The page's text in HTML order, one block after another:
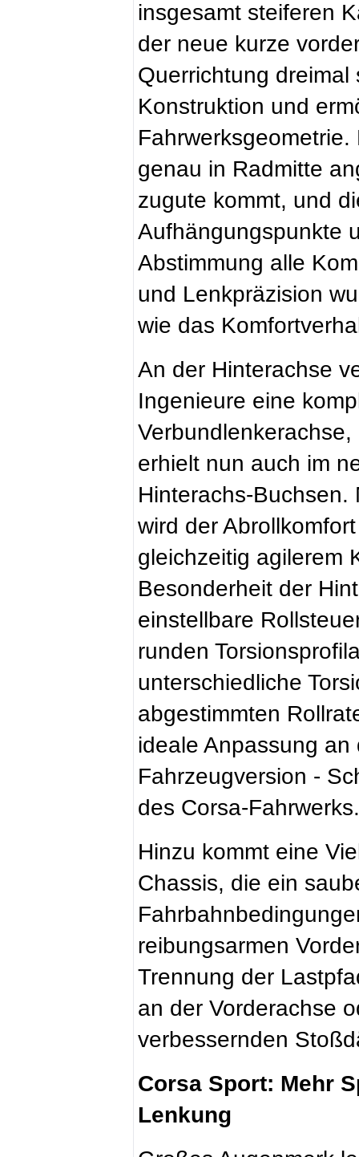
insgesamt steiferen
der neue kurze
Querrichtung
Konstruktion und
genau in Radmitte
zugute kommt, und
Aufhängungspunkte
Abstimmung alle
und Lenkpräzision
wie das
An der Hinterachse
Ingenieure eine
erhielt nun auch im
Hinterachs-
wird der
gleichzeitig agilerem
Besonderheit der
einstellbare
runden
unterschiedliche
abgestimmten
ideale Anpassung
Fahrzeugversion -
des Corsa-Fahrwerks.
Hinzu kommt eine
Chassis, die ein
reibungsarmen
Trennung der
an der Vorderachse
verbessernden
Corsa Sport: Mehr
Lenkung